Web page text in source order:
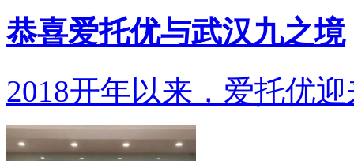
恭喜爱托优与武汉九之境
2018开年以来，爱托优